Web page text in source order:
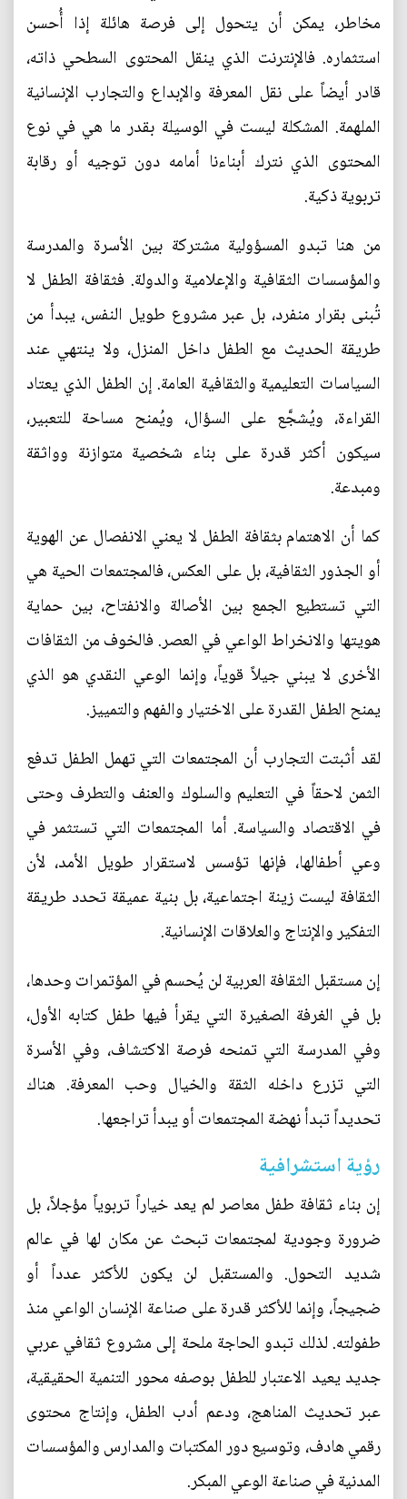
مخاطر، يمكن أن يتحول إلى فرصة هائلة إذا أُحسن
استثماره. فالإنترنت الذي ينقل المحتوى السطحي ذاته،
قادر أيضاً على نقل المعرفة والإبداع والتجارب الإنسانية
الملهمة. المشكلة ليست في الوسيلة بقدر ما هي في نوع
المحتوى الذي نترك أبناءنا أمامه دون توجيه أو رقابة
تربوية ذكية.
من هنا تبدو المسؤولية مشتركة بين الأسرة والمدرسة
والمؤسسات الثقافية والإعلامية والدولة. فثقافة الطفل لا
تُبنى بقرار منفرد، بل عبر مشروع طويل النفس، يبدأ من
طريقة الحديث مع الطفل داخل المنزل، ولا ينتهي عند
السياسات التعليمية والثقافية العامة. إن الطفل الذي يعتاد
القراءة، ويُشجَّع على السؤال، ويُمنح مساحة للتعبير،
سيكون أكثر قدرة على بناء شخصية متوازنة وواثقة
ومبدعة.
كما أن الاهتمام بثقافة الطفل لا يعني الانفصال عن الهوية
أو الجذور الثقافية، بل على العكس، فالمجتمعات الحية هي
التي تستطيع الجمع بين الأصالة والانفتاح، بين حماية
هويتها والانخراط الواعي في العصر. فالخوف من الثقافات
الأخرى لا يبني جيلاً قوياً، وإنما الوعي النقدي هو الذي
يمنح الطفل القدرة على الاختيار والفهم والتمييز.
لقد أثبتت التجارب أن المجتمعات التي تهمل الطفل تدفع
الثمن لاحقاً في التعليم والسلوك والعنف والتطرف وحتى
في الاقتصاد والسياسة. أما المجتمعات التي تستثمر في
وعي أطفالها، فإنها تؤسس لاستقرار طويل الأمد، لأن
الثقافة ليست زينة اجتماعية، بل بنية عميقة تحدد طريقة
التفكير والإنتاج والعلاقات الإنسانية.
إن مستقبل الثقافة العربية لن يُحسم في المؤتمرات وحدها،
بل في الغرفة الصغيرة التي يقرأ فيها طفل كتابه الأول،
وفي المدرسة التي تمنحه فرصة الاكتشاف، وفي الأسرة
التي تزرع داخله الثقة والخيال وحب المعرفة. هناك
تحديداً تبدأ نهضة المجتمعات أو يبدأ تراجعها.
رؤية استشرافية
إن بناء ثقافة طفل معاصر لم يعد خياراً تربوياً مؤجلاً، بل
ضرورة وجودية لمجتمعات تبحث عن مكان لها في عالم
شديد التحول. والمستقبل لن يكون للأكثر عدداً أو
ضجيجاً، وإنما للأكثر قدرة على صناعة الإنسان الواعي منذ
طفولته. لذلك تبدو الحاجة ملحة إلى مشروع ثقافي عربي
جديد يعيد الاعتبار للطفل بوصفه محور التنمية الحقيقية،
عبر تحديث المناهج، ودعم أدب الطفل، وإنتاج محتوى
رقمي هادف، وتوسيع دور المكتبات والمدارس والمؤسسات
المدنية في صناعة الوعي المبكر.